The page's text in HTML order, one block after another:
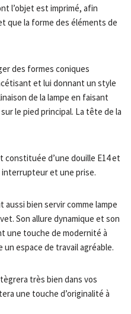
l’objet est imprimé, afin
que la forme des éléments de
des formes coniques
et lui donnant un style
de la lampe en faisant
le pied principal. La tête de la
constituée d’une douille E14 et
interrupteur et une prise.
aussi bien servir comme lampe
Son allure dynamique et son
une touche de modernité à
espace de travail agréable.
très bien dans vos
une touche d’originalité à